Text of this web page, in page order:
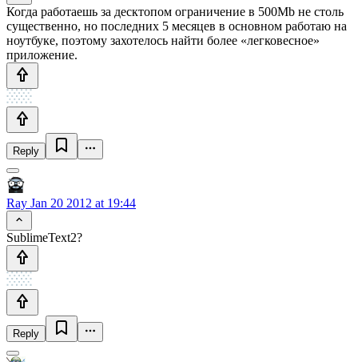
Когда работаешь за десктопом ограничение в 500Mb не столь
существенно, но последних 5 месяцев в основном работаю на
ноутбуке, поэтому захотелось найти более «легковесное»
приложение.
Reply
Ray Jan 20 2012 at 19:44
SublimeText2?
Reply